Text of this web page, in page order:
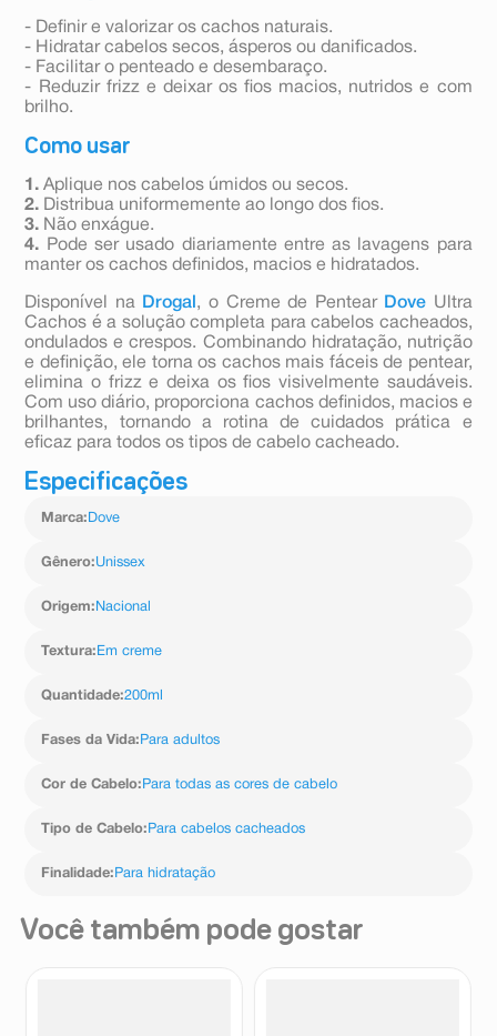
- Definir e valorizar os cachos naturais.
- Hidratar cabelos secos, ásperos ou danificados.
- Facilitar o penteado e desembaraço.
- Reduzir frizz e deixar os fios macios, nutridos e com
brilho.
Como usar
1. Aplique nos cabelos úmidos ou secos.
2. Distribua uniformemente ao longo dos fios.
3. Não enxágue.
4. Pode ser usado diariamente entre as lavagens para
manter os cachos definidos, macios e hidratados.
Disponível na Drogal , o Creme de Pentear Dove Ultra
Cachos é a solução completa para cabelos cacheados,
ondulados e crespos. Combinando hidratação, nutrição
e definição, ele torna os cachos mais fáceis de pentear,
elimina o frizz e deixa os fios visivelmente saudáveis.
Com uso diário, proporciona cachos definidos, macios e
brilhantes, tornando a rotina de cuidados prática e
eficaz para todos os tipos de cabelo cacheado.
Especificações
Marca: Dove
Gênero:Unissex
Origem: Nacional
Textura: Em creme
Quantidade:200ml
Fases da Vida: Para adultos
Cor de Cabelo: Para todas as cores de cabelo
Tipo de Cabelo: Para cabelos cacheados
Finalidade: Para hidratação
Você também pode gostar